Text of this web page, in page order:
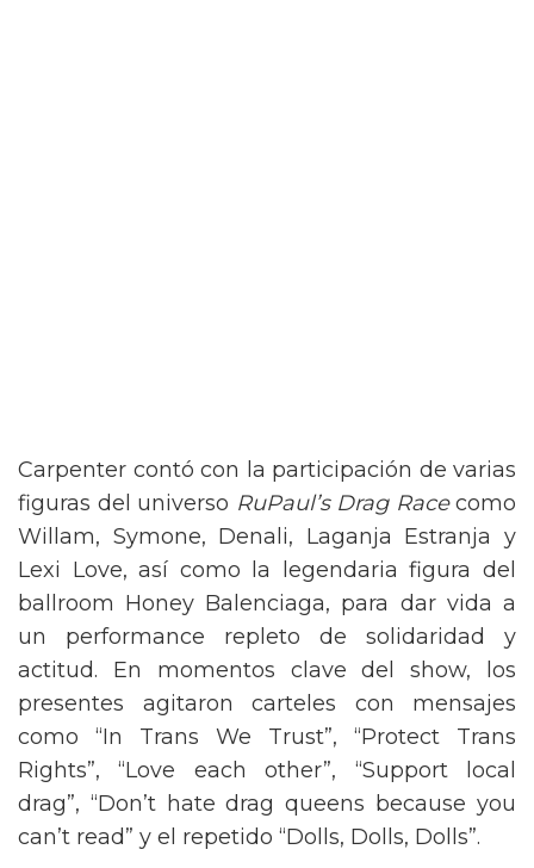
Carpenter contó con la participación de varias
figuras del universo RuPaul’s Drag Racecomo
Willam, Symone, Denali, Laganja Estranja y
Lexi Love, así como la legendaria figura del
ballroom Honey Balenciaga, para dar vida a
un performance repleto de solidaridad y
actitud. En momentos clave del show, los
presentes agitaron carteles con mensajes
como “In Trans We Trust”, “Protect Trans
Rights”, “Love each other”, “Support local
drag”, “Don’t hate drag queens because you
can’t read” y el repetido “Dolls, Dolls, Dolls”.